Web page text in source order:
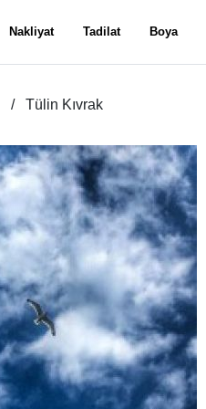
Nakliyat Tadilat Boya
Tülin Kıvrak